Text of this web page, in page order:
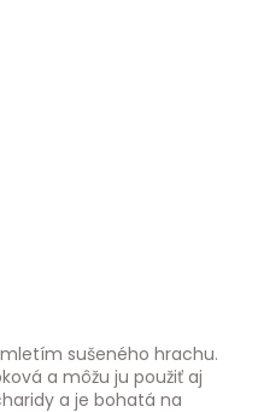
sušeného hrachu.
a môžu ju použiť aj
a je bohatá na